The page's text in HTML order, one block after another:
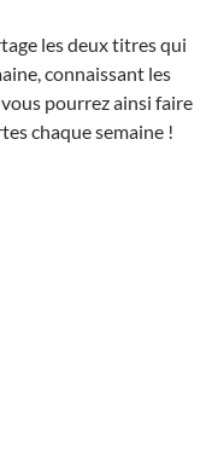
les deux titres qui
connaissant les
pourrez ainsi faire
chaque semaine !